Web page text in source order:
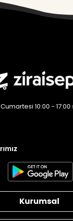
10:00 -
Kurumsal